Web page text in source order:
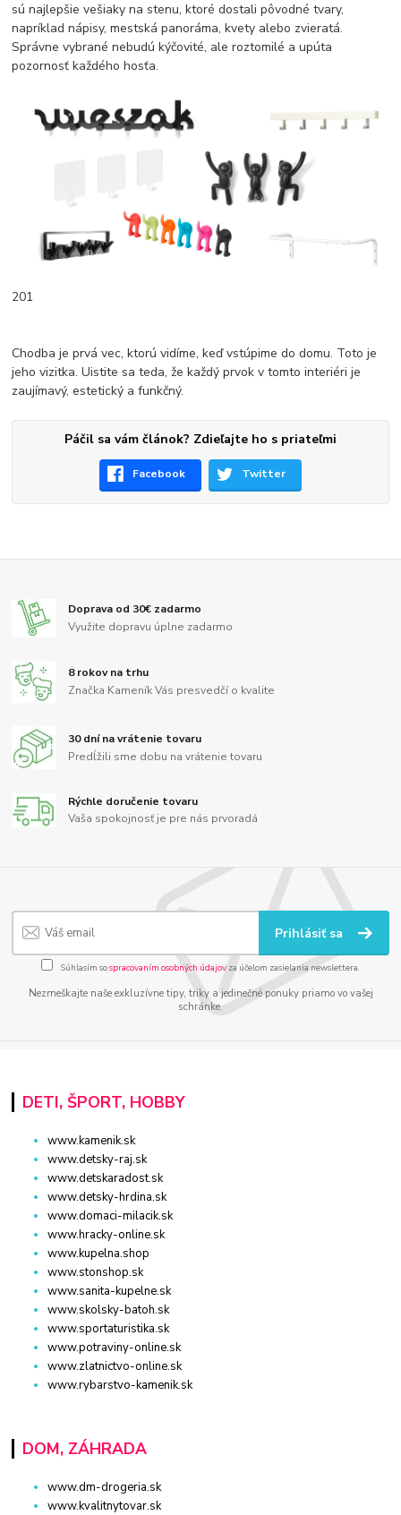
sú najlepšie vešiaky na stenu, ktoré dostali pôvodné tvary,
napríklad nápisy, mestská panoráma, kvety alebo zvieratá.
Správne vybrané nebudú kýčovité, ale roztomilé a upúta
pozornosť každého hosťa.
201
Chodba je prvá vec, ktorú vidíme, keď vstúpime do domu. Toto je
jeho vizitka. Uistite sa teda, že každý prvok v tomto interiéri je
zaujímavý, estetický a funkčný.
Páčil sa vám článok? Zdieľajte ho s priateľmi
Facebook Twitter
Doprava od 30€ zadarmo
Využite dopravu úplne zadarmo
8 rokov na trhu
Značka Kameník Vás presvedčí o kvalite
30 dní na vrátenie tovaru
Predĺžili sme dobu na vrátenie tovaru
Rýchle doručenie tovaru
Vaša spokojnosť je pre nás prvoradá
Prihlásiť sa
Súhlasím sospracovaním osobných údajov za účelom zasielania newslettera.
Nezmeškajte naše exkluzívne tipy, triky a jedinečné ponuky priamo vo vašej
schránke.
DETI, ŠPORT, HOBBY
www.kamenik.sk
www.detsky-raj.sk
www.detskaradost.sk
www.detsky-hrdina.sk
www.domaci-milacik.sk
www.hracky-online.sk
www.kupelna.shop
www.stonshop.sk
www.sanita-kupelne.sk
www.skolsky-batoh.sk
www.sportaturistika.sk
www.potraviny-online.sk
www.zlatnictvo-online.sk
www.rybarstvo-kamenik.sk
DOM, ZÁHRADA
www.dm-drogeria.sk
www.kvalitnytovar.sk